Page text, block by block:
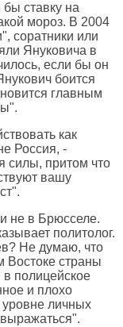
ставку на
мороз. В 2004
соратники или
Януковича в
если бы он
боится
главным
как
Россия, -
силы, притом что
вашу
не в Брюсселе.
политолог.
Не думаю, что
Востоке страны
полицейское
и плохо
личных